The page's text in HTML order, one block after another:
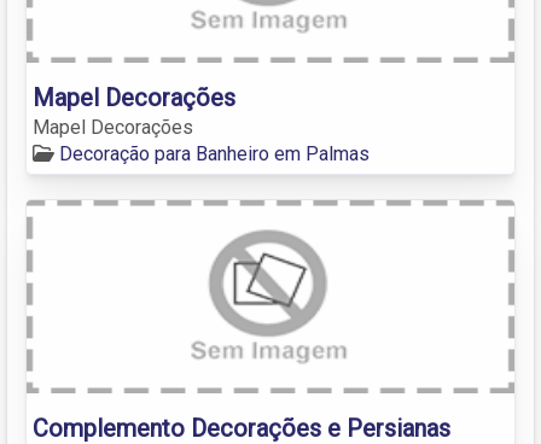
Mapel Decorações
Mapel Decorações
Decoração para Banheiro em Palmas
Complemento Decorações e Persianas